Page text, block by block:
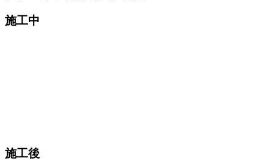
施工中
施工後